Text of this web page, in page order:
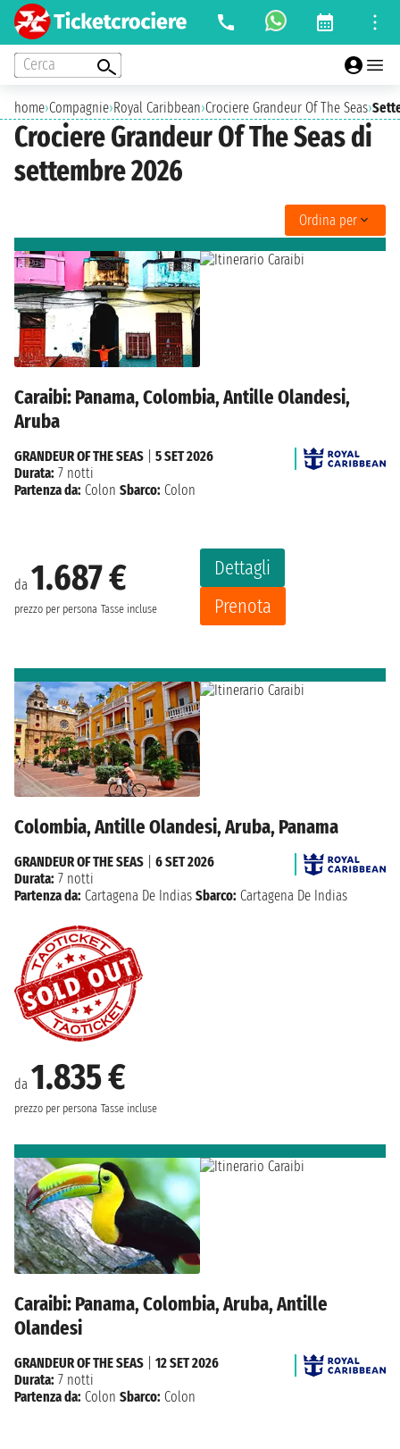
Cerca
home›Compagnie›Royal Caribbean›Crociere Grandeur Of The Seas›
Crociere Grandeur Of The Seas di
settembre 2026
Ordina per
Caraibi: Panama, Colombia, Antille Olandesi,
Aruba
da 1.687 €
prezzo per persona Tasse incluse
Dettagli
Prenota
GRANDEUR OF THE SEAS
5 SET 2026
Durata: 7 notti
Partenza da: Colon Sbarco: Colon
Colombia, Antille Olandesi, Aruba, Panama
da 1.835 €
prezzo per persona Tasse incluse
GRANDEUR OF THE SEAS
6 SET 2026
Durata: 7 notti
Partenza da: Cartagena De Indias Sbarco: Cartagena De Indias
Caraibi: Panama, Colombia, Aruba, Antille
Olandesi
GRANDEUR OF THE SEAS
12 SET 2026
Durata: 7 notti
Partenza da: Colon Sbarco: Colon